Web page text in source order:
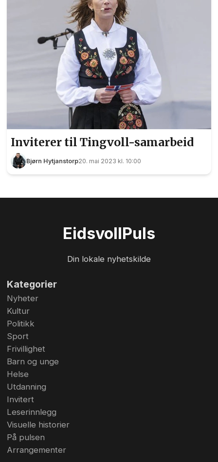
Inviterer til Tingvoll-samarbeid
Bjørn Hytjanstorp20. mai 2023 kl. 10:00
EidsvollPuls
Din lokale nyhetskilde
Kategorier
Nyheter
Kultur
Politikk
Sport
Frivillighet
Barn og unge
Helse
Utdanning
Invitert
Leserinnlegg
Visuelle historier
På pulsen
Arrangementer